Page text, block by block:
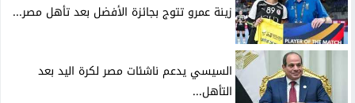
زينة عمرو تتوج بجائزة الأفضل بعد تأهل مصر...
السيسي يدعم ناشئات مصر لكرة اليد بعد
التأهل...